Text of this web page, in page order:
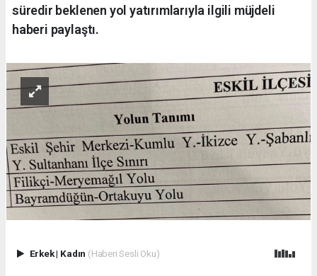
süredir beklenen yol yatırımlarıyla ilgili müjdeli
haberi paylaştı.
Erkek| Kadın (Haberi Sesli Oku)